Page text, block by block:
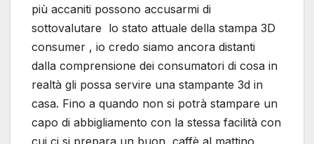
più accaniti possono accusarmi di
sottovalutare lo stato attuale della stampa 3D
consumer , io credo siamo ancora distanti
dalla comprensione dei consumatori di cosa in
realtà gli possa servire una stampante 3d in
casa. Fino a quando non si potrà stampare un
capo di abbigliamento con la stessa facilità con